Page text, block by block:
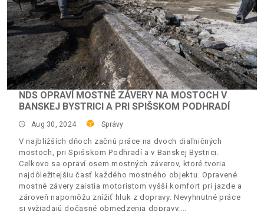
NDS OPRAVÍ MOSTNÉ ZÁVERY NA MOSTOCH V
BANSKEJ BYSTRICI A PRI SPIŠSKOM PODHRADÍ
Aug 30, 2024 Správy
V najbližších dňoch začnú práce na dvoch diaľničných
mostoch, pri Spišskom Podhradí a v Banskej Bystrici.
Celkovo sa opraví osem mostných záverov, ktoré tvoria
najdôležitejšiu časť každého mostného objektu. Opravené
mostné závery zaistia motoristom vyšší komfort pri jazde a
zároveň napomôžu znížiť hluk z dopravy. Nevyhnutné práce
si vyžiadajú dočasné obmedzenia dopravy.